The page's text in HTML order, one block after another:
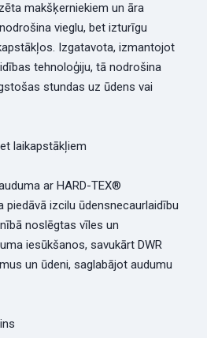
makšķerniekiem un āra
vieglu, bet izturīgu
Izgatavota, izmantojot
tehnoloģiju, tā nodrošina
​​stundas uz ūdens vai
laikapstākļiem
ar HARD-TEX®
piedāvā izcilu ūdensnecaurlaidību
noslēgtas vīles un
iesūkšanos, savukārt DWR
un ūdeni, saglabājot audumu